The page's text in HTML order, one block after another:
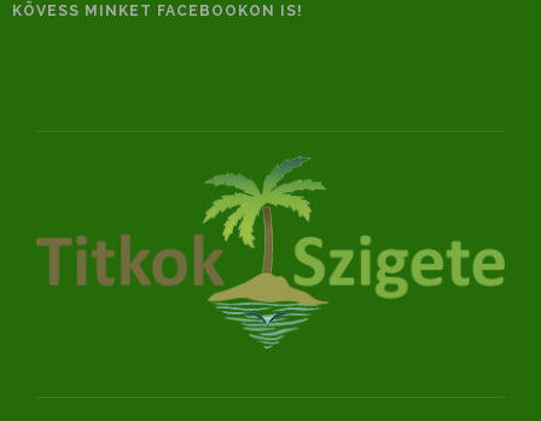
KÖVESS MINKET FACEBOOKON IS!